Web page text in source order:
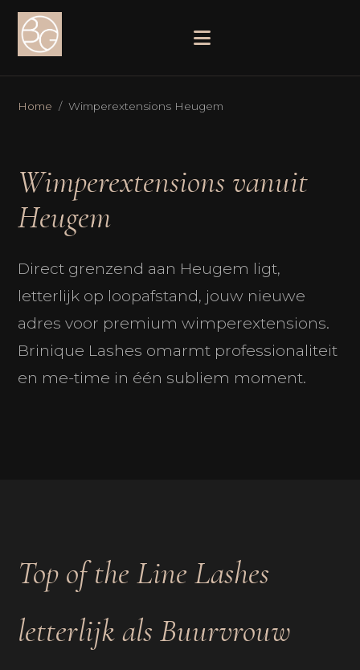
Home / Wimperextensions Heugem
Wimperextensions vanuit
Heugem
Direct grenzend aan Heugem ligt,
letterlijk op loopafstand, jouw nieuwe
adres voor premium wimperextensions.
Brinique Lashes omarmt professionaliteit
en me-time in één subliem moment.
Top of the Line Lashes
letterlijk als Buurvrouw